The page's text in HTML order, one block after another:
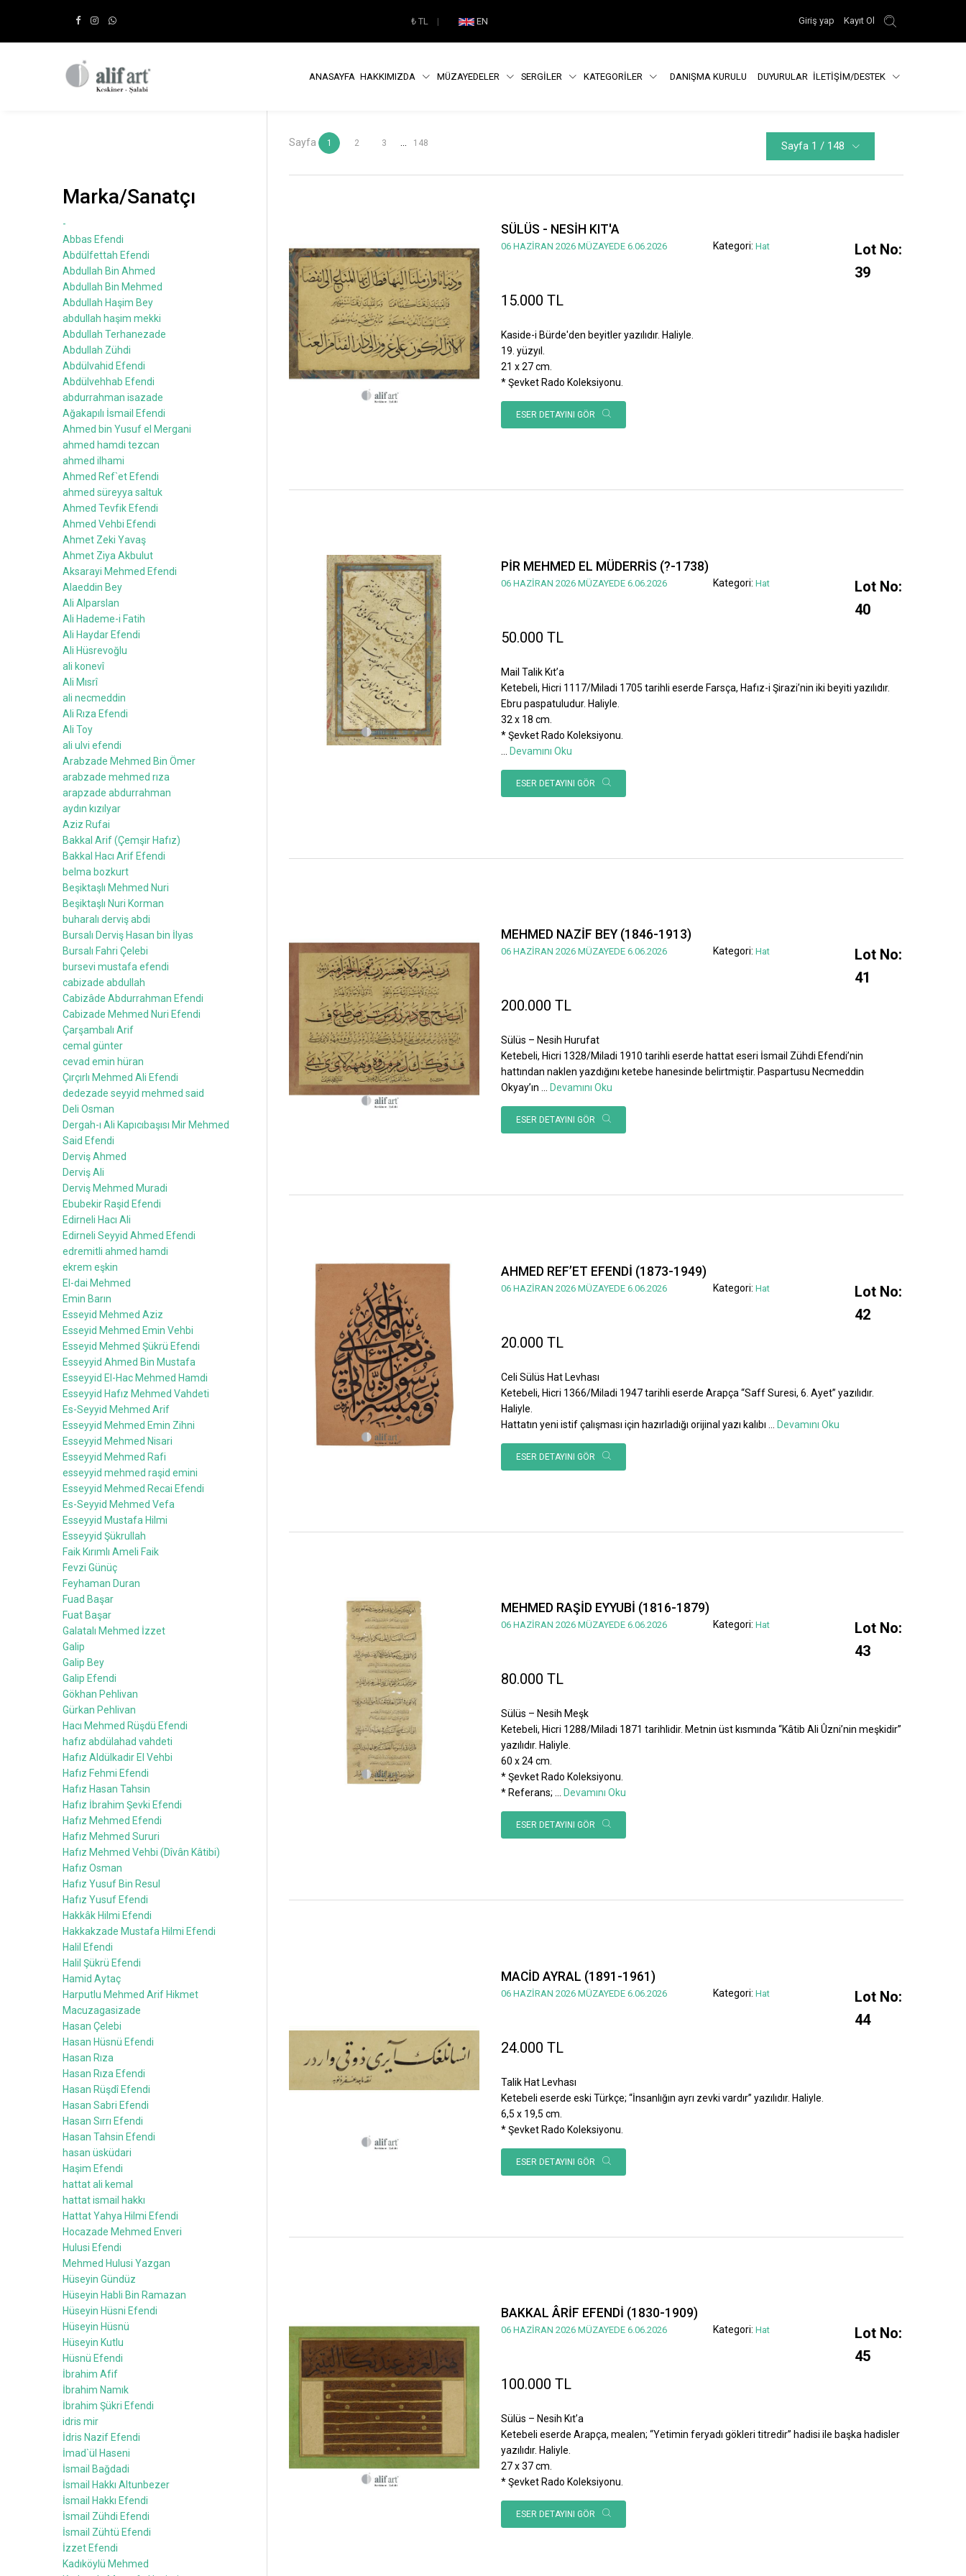
₺TL | EN Giriş yap Kayıt Ol
ANASAYFA HAKKIMIZDA MÜZAYEDELER SERGİLER KATEGORİLER DANIŞMA KURULU DUYURULAR İLETİŞİM/DESTEK
Sayfa 1 2 3 148 Sayfa 1 / 148
SÜLÜS - NESİH KIT'A
06 HAZİRAN 2026 MÜZAYEDE 6.06.2026 Kategori: Hat
Lot No:
39
15.000 TL
Kaside-i Bürde'den beyitler yazılıdır. Haliyle.
19. yüzyıl.
21 x 27 cm.
* Şevket Rado Koleksiyonu.
ESER DETAYINI GÖR
PİR MEHMED EL MÜDERRİS (?-1738)
06 HAZİRAN 2026 MÜZAYEDE 6.06.2026 Kategori: Hat
Lot No:
40
50.000 TL
Mail Talik Kıt’a
Ketebeli, Hicri 1117/Miladi 1705 tarihli eserde Farsça, Hafız-i Şirazi’nin iki beyiti yazılıdır.
Ebru paspatuludur. Haliyle.
32 x 18 cm.
* Şevket Rado Koleksiyonu.
Devamını Oku
ESER DETAYINI GÖR
MEHMED NAZİF BEY (1846-1913)
06 HAZİRAN 2026 MÜZAYEDE 6.06.2026 Kategori: Hat
Lot No:
41
200.000 TL
Sülüs – Nesih Hurufat
Ketebeli, Hicri 1328/Miladi 1910 tarihli eserde hattat eseri İsmail Zühdi Efendi’nin
hattından naklen yazdığını ketebe hanesinde belirtmiştir. Paspartusu Necmeddin
Okyay’ın ... Devamını Oku
ESER DETAYINI GÖR
AHMED REF’ET EFENDİ (1873-1949)
06 HAZİRAN 2026 MÜZAYEDE 6.06.2026 Kategori: Hat
Lot No:
42
20.000 TL
Celi Sülüs Hat Levhası
Ketebeli, Hicri 1366/Miladi 1947 tarihli eserde Arapça “Saff Suresi, 6. Ayet” yazılıdır.
Haliyle.
Hattatın yeni istif çalışması için hazırladığı orijinal yazı kalıbı
Devamını Oku
ESER DETAYINI GÖR
MEHMED RAŞİD EYYUBİ (1816-1879)
06 HAZİRAN 2026 MÜZAYEDE 6.06.2026 Kategori: Hat
Lot No:
43
80.000 TL
Sülüs – Nesih Meşk
Ketebeli, Hicri 1288/Miladi 1871 tarihlidir. Metnin üst kısmında “Kâtib Ali Ûzni’nin meşkidir”
yazılıdır. Haliyle.
60 x 24 cm.
* Şevket Rado Koleksiyonu.
* Referans; ... Devamını Oku
ESER DETAYINI GÖR
MACİD AYRAL (1891-1961)
06 HAZİRAN 2026 MÜZAYEDE 6.06.2026 Kategori: Hat
Lot No:
44
24.000 TL
Talik Hat Levhası
Ketebeli eserde eski Türkçe; “İnsanlığın ayrı zevki vardır” yazılıdır. Haliyle.
6,5 x 19,5 cm.
* Şevket Rado Koleksiyonu.
ESER DETAYINI GÖR
BAKKAL ÂRİF EFENDİ (1830-1909)
06 HAZİRAN 2026 MÜZAYEDE 6.06.2026 Kategori: Hat
Lot No:
45
100.000 TL
Sülüs – Nesih Kıt’a
Ketebeli eserde Arapça, mealen; “Yetimin feryadı gökleri titredir” hadisi ile başka hadisler
yazılıdır. Haliyle.
27 x 37 cm.
* Şevket Rado Koleksiyonu.
ESER DETAYINI GÖR
Marka/Sanatçı
-
Abbas Efendi
Abdülfettah Efendi
Abdullah Bin Ahmed
Abdullah Bin Mehmed
Abdullah Haşim Bey
abdullah haşim mekki
Abdullah Terhanezade
Abdullah Zühdi
Abdülvahid Efendi
Abdülvehhab Efendi
abdurrahman isazade
Ağakapılı İsmail Efendi
Ahmed bin Yusuf el Mergani
ahmed hamdi tezcan
ahmed ilhami
Ahmed Ref`et Efendi
ahmed süreyya saltuk
Ahmed Tevfik Efendi
Ahmed Vehbi Efendi
Ahmet Zeki Yavaş
Ahmet Ziya Akbulut
Aksarayi Mehmed Efendi
Alaeddin Bey
Ali Alparslan
Ali Hademe-i Fatih
Ali Haydar Efendi
Ali Hüsrevoğlu
ali konevî
Ali Mısrî
ali necmeddin
Ali Rıza Efendi
Ali Toy
ali ulvi efendi
Arabzade Mehmed Bin Ömer
arabzade mehmed rıza
arapzade abdurrahman
aydın kızılyar
Aziz Rufai
Bakkal Arif (Çemşir Hafız)
Bakkal Hacı Arif Efendi
belma bozkurt
Beşiktaşlı Mehmed Nuri
Beşiktaşlı Nuri Korman
buharalı derviş abdi
Bursalı Derviş Hasan bin İlyas
Bursalı Fahri Çelebi
bursevi mustafa efendi
cabizade abdullah
Cabizâde Abdurrahman Efendi
Cabizade Mehmed Nuri Efendi
Çarşambalı Arif
cemal günter
cevad emin hüran
Çırçırlı Mehmed Ali Efendi
dedezade seyyid mehmed said
Deli Osman
Dergah-ı Ali Kapıcıbaşısı Mir Mehmed
Said Efendi
Derviş Ahmed
Derviş Ali
Derviş Mehmed Muradi
Ebubekir Raşid Efendi
Edirneli Hacı Ali
Edirneli Seyyid Ahmed Efendi
edremitli ahmed hamdi
ekrem eşkin
El-dai Mehmed
Emin Barın
Esseyid Mehmed Aziz
Esseyid Mehmed Emin Vehbi
Esseyid Mehmed Şükrü Efendi
Esseyyid Ahmed Bin Mustafa
Esseyyid El-Hac Mehmed Hamdi
Esseyyid Hafız Mehmed Vahdeti
Es-Seyyid Mehmed Arif
Esseyyid Mehmed Emin Zihni
Esseyyid Mehmed Nisari
Esseyyid Mehmed Rafi
esseyyid mehmed raşid emini
Esseyyid Mehmed Recai Efendi
Es-Seyyid Mehmed Vefa
Esseyyid Mustafa Hilmi
Esseyyid Şükrullah
Faik Kırımlı Ameli Faik
Fevzi Günüç
Feyhaman Duran
Fuad Başar
Fuat Başar
Galatalı Mehmed İzzet
Galip
Galip Bey
Galip Efendi
Gökhan Pehlivan
Gürkan Pehlivan
Hacı Mehmed Rüşdü Efendi
hafız abdülahad vahdeti
Hafız Aldülkadir El Vehbi
Hafız Fehmi Efendi
Hafız Hasan Tahsin
Hafız İbrahim Şevki Efendi
Hafız Mehmed Efendi
Hafız Mehmed Sururi
Hafız Mehmed Vehbi (Dîvân Kâtibi)
Hafız Osman
Hafız Yusuf Bin Resul
Hafız Yusuf Efendi
Hakkâk Hilmi Efendi
Hakkakzade Mustafa Hilmi Efendi
Halil Efendi
Halil Şükrü Efendi
Hamid Aytaç
Harputlu Mehmed Arif Hikmet
Macuzagasizade
Hasan Çelebi
Hasan Hüsnü Efendi
Hasan Rıza
Hasan Rıza Efendi
Hasan Rüşdî Efendi
Hasan Sabri Efendi
Hasan Sırrı Efendi
Hasan Tahsin Efendi
hasan üsküdari
Haşim Efendi
hattat ali kemal
hattat ismail hakkı
Hattat Yahya Hilmi Efendi
Hocazade Mehmed Enveri
Hulusi Efendi
Mehmed Hulusi Yazgan
Hüseyin Gündüz
Hüseyin Habli Bin Ramazan
Hüseyin Hüsni Efendi
Hüseyin Hüsnü
Hüseyin Kutlu
Hüsnü Efendi
İbrahim Afif
İbrahim Namık
İbrahim Şükri Efendi
idris mir
İdris Nazif Efendi
İmad`ül Haseni
İsmail Bağdadi
İsmail Hakkı Altunbezer
İsmail Hakkı Efendi
İsmail Zühdi Efendi
İsmail Zühtü Efendi
İzzet Efendi
Kadıköylü Mehmed